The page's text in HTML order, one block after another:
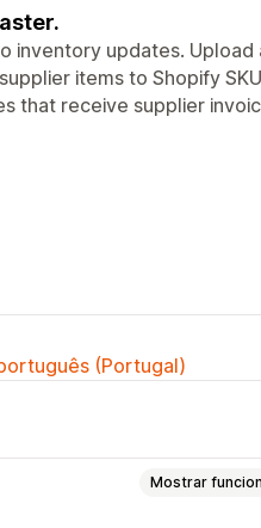
inventory updates. Upload
items to Shopify
that receive supplier
(Portugal)
Mostrar